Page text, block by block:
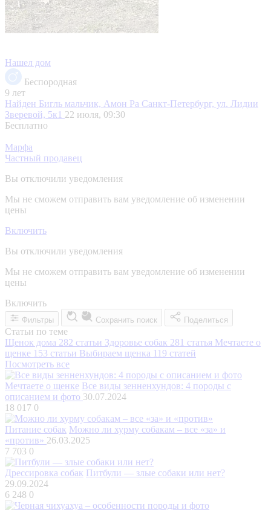
Нашел дом
Беспородная
9 лет
Найден Бигль мальчик, Амон Ра Санкт-Петербург, ул. Лидии
Зверевой, 5к1 22 июля, 09:30
Бесплатно
Марфа
Частный продавец
Вы отключили уведомления
Мы не сможем отправить вам уведомление об изменении
цены
Включить
Вы отключили уведомления
Мы не сможем отправить вам уведомление об изменении
цены
Включить
Фильтры Сохранить поиск Поделиться
Статьи по теме
Щенок дома 282 статьи Здоровье собак 281 статья Мечтаете о
щенке 153 статьи Выбираем щенка 119 статей
Посмотреть все
Мечтаете о щенке Все виды зенненхундов: 4 породы с
описанием и фото 30.07.2024
18 017 0
Питание собак Можно ли хурму собакам – все «за» и
«против» 26.03.2025
7 703 0
Дрессировка собак Питбули — злые собаки или нет?
29.09.2024
6 248 0